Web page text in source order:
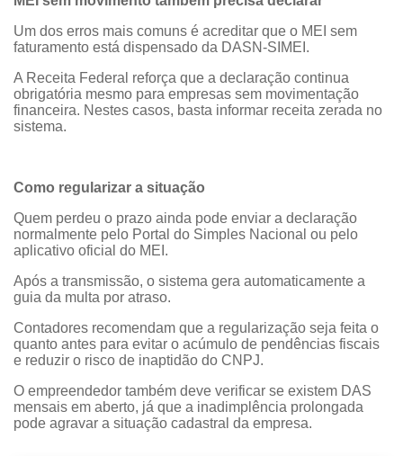
Um dos erros mais comuns é acreditar que o MEI sem
faturamento está dispensado da DASN-SIMEI.
A Receita Federal reforça que a declaração continua
obrigatória mesmo para empresas sem movimentação
financeira. Nestes casos, basta informar receita zerada no
sistema.
Como regularizar a situação
Quem perdeu o prazo ainda pode enviar a declaração
normalmente pelo Portal do Simples Nacional ou pelo
aplicativo oficial do MEI.
Após a transmissão, o sistema gera automaticamente a
guia da multa por atraso.
Contadores recomendam que a regularização seja feita o
quanto antes para evitar o acúmulo de pendências fiscais
e reduzir o risco de inaptidão do CNPJ.
O empreendedor também deve verificar se existem DAS
mensais em aberto, já que a inadimplência prolongada
pode agravar a situação cadastral da empresa.